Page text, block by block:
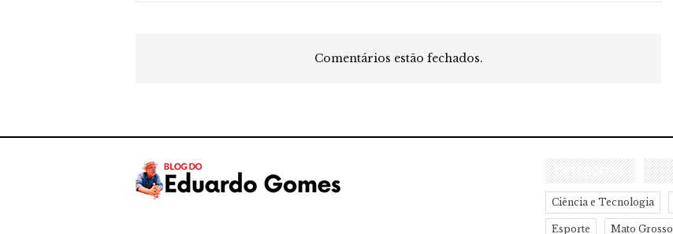
Comentários estão fechados.
CATEGORIAS
Ciência e Tecnologia
Esporte Mato Grosso